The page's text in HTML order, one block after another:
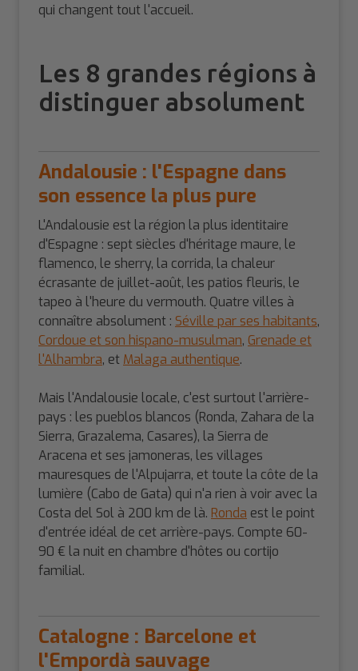
qui changent tout l'accueil.
Les 8 grandes régions à
distinguer absolument
Andalousie : l'Espagne dans
son essence la plus pure
L'Andalousie est la région la plus identitaire
d'Espagne : sept siècles d'héritage maure, le
flamenco, le sherry, la corrida, la chaleur
écrasante de juillet-août, les patios fleuris, le
tapeo à l'heure du vermouth. Quatre villes à
connaître absolument : Séville par ses habitants,
Cordoue et son hispano-musulman, Grenade et
l'Alhambra, et Malaga authentique.
Mais l'Andalousie locale, c'est surtout l'arrière-
pays : les pueblos blancos (Ronda, Zahara de la
Sierra, Grazalema, Casares), la Sierra de
Aracena et ses jamoneras, les villages
mauresques de l'Alpujarra, et toute la côte de la
lumière (Cabo de Gata) qui n'a rien à voir avec la
Costa del Sol à 200 km de là. Ronda est le point
d'entrée idéal de cet arrière-pays. Compte 60-
90 € la nuit en chambre d'hôtes ou cortijo
familial.
Catalogne : Barcelone et
l'Empordà sauvage